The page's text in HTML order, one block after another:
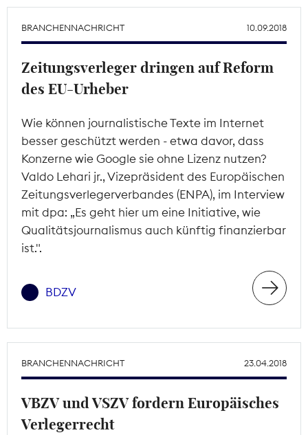
BRANCHENNACHRICHT 10.09.2018
Zeitungsverleger dringen auf Reform
des EU-Urheber
Wie können journalistische Texte im Internet
besser geschützt werden - etwa davor, dass
Konzerne wie Google sie ohne Lizenz nutzen?
Valdo Lehari jr., Vizepräsident des Europäischen
Zeitungsverlegerverbandes (ENPA), im Interview
mit dpa: „Es geht hier um eine Initiative, wie
Qualitätsjournalismus auch künftig finanzierbar
ist.".
BDZV
BRANCHENNACHRICHT 23.04.2018
VBZV und VSZV fordern Europäisches
Verlegerrecht